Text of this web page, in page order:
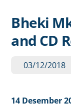
Bheki
and CD
03/12/2018
14 Desember